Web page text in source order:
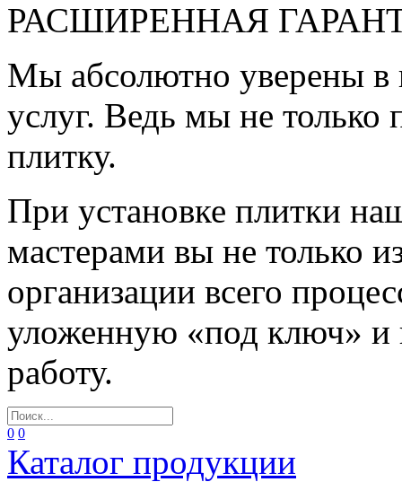
РАСШИРЕННАЯ
Мы абсолютно уверены в
услуг. Ведь мы не
плитку.
При установке плитки
мастерами вы не только
организации всего
уложенную «под ключ» и
работу.
0 0
Каталог продукции